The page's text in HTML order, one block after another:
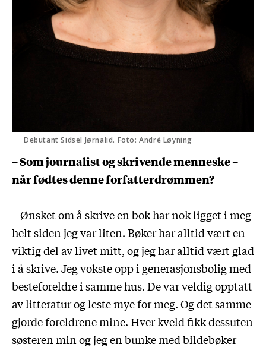
Debutant Sidsel Jørnalid. Foto: André Løyning
– Som journalist og skrivende menneske –
når fødtes denne forfatterdrømmen?
– Ønsket om å skrive en bok har nok ligget i meg
helt siden jeg var liten. Bøker har alltid vært en
viktig del av livet mitt, og jeg har alltid vært glad
i å skrive. Jeg vokste opp i generasjonsbolig med
besteforeldre i samme hus. De var veldig opptatt
av litteratur og leste mye for meg. Og det samme
gjorde foreldrene mine. Hver kveld fikk dessuten
søsteren min og jeg en bunke med bildebøker